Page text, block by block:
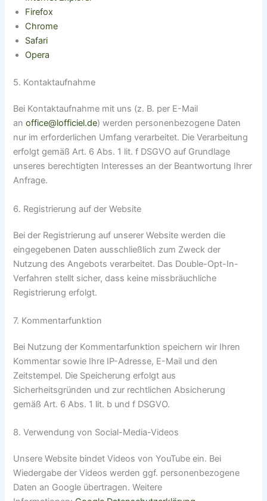
Firefox
Chrome
Safari
Opera
5. Kontaktaufnahme
Bei Kontaktaufnahme mit uns (z. B. per E-Mail
anoffice@lofficiel.de) werden personenbezogene Daten
nur im erforderlichen Umfang verarbeitet. Die Verarbeitung
erfolgt gemäß Art. 6 Abs. 1 lit. f DSGVO auf Grundlage
unseres berechtigten Interesses an der Beantwortung Ihrer
Anfrage.
6. Registrierung auf der Website
Bei der Registrierung auf unserer Website werden die
eingegebenen Daten ausschließlich zum Zweck der
Nutzung des Angebots verarbeitet. Das Double-Opt-In-
Verfahren stellt sicher, dass keine missbräuchliche
Registrierung erfolgt.
7. Kommentarfunktion
Bei Nutzung der Kommentarfunktion speichern wir Ihren
Kommentar sowie Ihre IP-Adresse, E-Mail und den
Zeitstempel. Die Speicherung erfolgt aus
Sicherheitsgründen und zur rechtlichen Absicherung
gemäß Art. 6 Abs. 1 lit. b und f DSGVO.
8. Verwendung von Social-Media-Videos
Unsere Website bindet Videos von YouTube ein. Bei
Wiedergabe der Videos werden ggf. personenbezogene
Daten an Google übertragen. Weitere